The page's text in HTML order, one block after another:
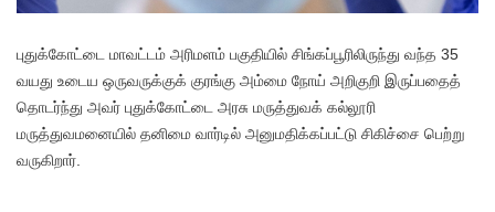
புதுக்கோட்டை மாவட்டம் அரிமளம் பகுதியில் சிங்கப்பூரிலிருந்து வந்த 35
வயது உடைய ஒருவருக்குக் குரங்கு அம்மை நோய் அறிகுறி இருப்பதைத்
தொடர்ந்து அவர் புதுக்கோட்டை அரசு மருத்துவக் கல்லூரி
மருத்துவமனையில் தனிமை வார்டில் அனுமதிக்கப்பட்டு சிகிச்சை பெற்று
வருகிறார்.